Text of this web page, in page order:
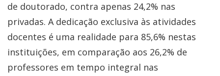
de doutorado, contra apenas 24,2% nas
privadas. A dedicação exclusiva às atividades
docentes é uma realidade para 85,6% nestas
instituições, em comparação aos 26,2% de
professores em tempo integral nas